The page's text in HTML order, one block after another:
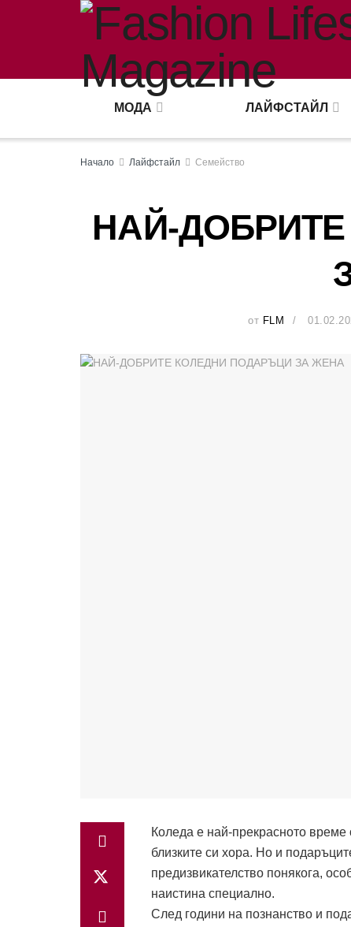
МОДА ЛАЙФСТАЙЛ
Начало Лайфстайл Семейство
НАЙ-
от FLM
Коледа е най-прекрасното
близките си хора. Но и
предизвикателство понякога,
наистина специално.
След години на познанство и